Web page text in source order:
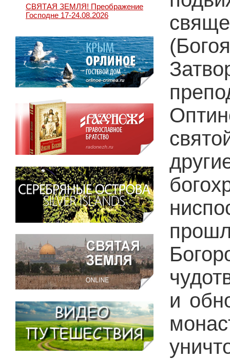
СВЯТАЯ ЗЕМЛЯ! Преображение
Господне 17-24.08.2026
и